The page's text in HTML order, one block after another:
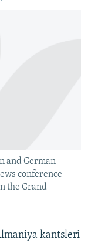
and German
conference
the Grand
kantsleri